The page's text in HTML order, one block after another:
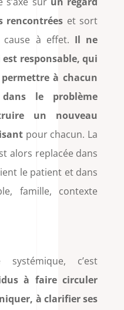
rencontrées et sort
à effet. Il ne
responsable, qui
permettre à chacun
le problème
un nouveau
pour chacun. La
alors replacée dans
le patient et dans
famille, contexte
c’est
à faire circuler
à clarifier ses